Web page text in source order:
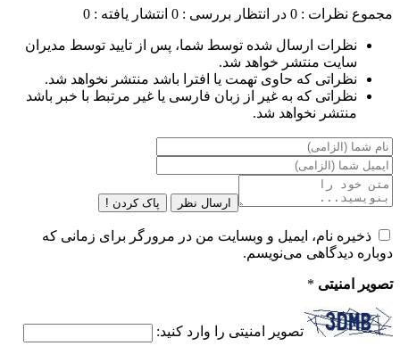
مجموع نظرات : 0 در انتظار بررسی : 0 انتشار یافته : 0
نظرات ارسال شده توسط شما، پس از تایید توسط مدیران
سایت منتشر خواهد شد.
نظراتی که حاوی تهمت یا افترا باشد منتشر نخواهد شد.
نظراتی که به غیر از زبان فارسی یا غیر مرتبط با خبر باشد
منتشر نخواهد شد.
ارسال نظر پاک کردن !
ذخیره نام، ایمیل و وبسایت من در مرورگر برای زمانی که
دوباره دیدگاهی می‌نویسم.
تصویر امنیتی *
تصویر امنیتی را وارد کنید: